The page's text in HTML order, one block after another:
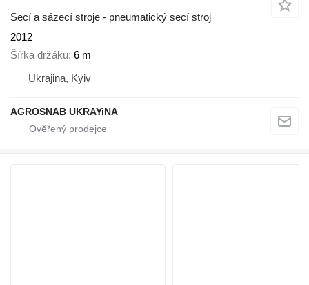
Secí a sázecí stroje - pneumatický secí stroj
2012
Šířka držáku 6 m
Ukrajina, Kyiv
AGROSNAB UKRAYiNA